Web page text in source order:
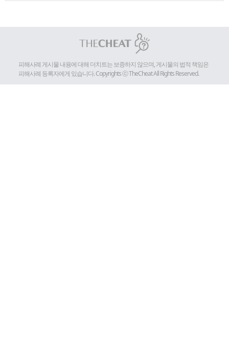
피해사례 게시물 내용에 대해 더치트는 보증하지 않으며, 게시물의 법적 책임은
피해사례 등록자에게 있습니다. Copyrights ⓒ TheCheat All Rights Reserved.